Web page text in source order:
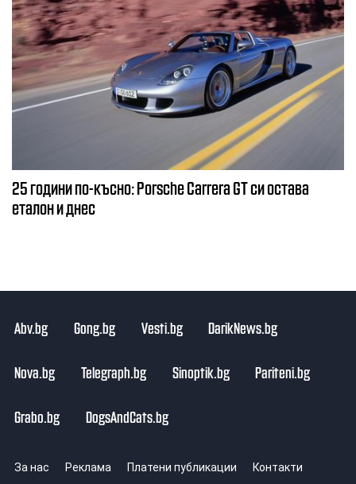
25 години по-късно: Porsche Carrera GT си остава
еталон и днес
Abv.bg Gong.bg Vesti.bg DarikNews.bg
Nova.bg Telegraph.bg Sinoptik.bg Pariteni.bg
Grabo.bg DogsAndCats.bg
За нас Реклама Платени публикации Контакти